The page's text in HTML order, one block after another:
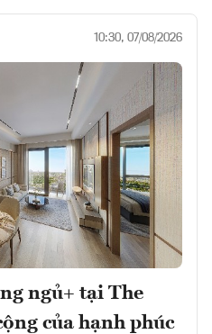
10:30, 07/08/2026
ngủ+ tại The
của hạnh phúc